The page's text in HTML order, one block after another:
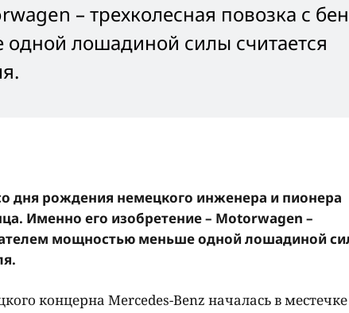
– трехколесная повозка с
лошадиной силы считается
дня рождения немецкого инженера и пионера
Именно его изобретение – Motorwagen –
мощностью меньше одной лошадиной
концерна Mercedes-Benz началась в местечке